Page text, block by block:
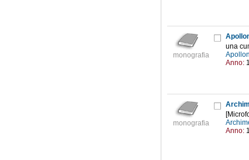
monografia
una
Anno:
monografia
Anno: